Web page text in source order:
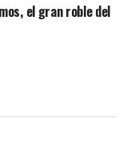
el gran roble del